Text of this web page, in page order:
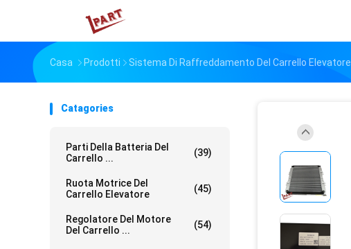
Casa Prodotti Sistema Di Raffreddamento Del Carrello Elevatore
Catagories
Parti Della Batteria Del
Carrello ...
(39)
Ruota Motrice Del
Carrello Elevatore
(45)
Regolatore Del Motore
Del Carrello ...
(54)